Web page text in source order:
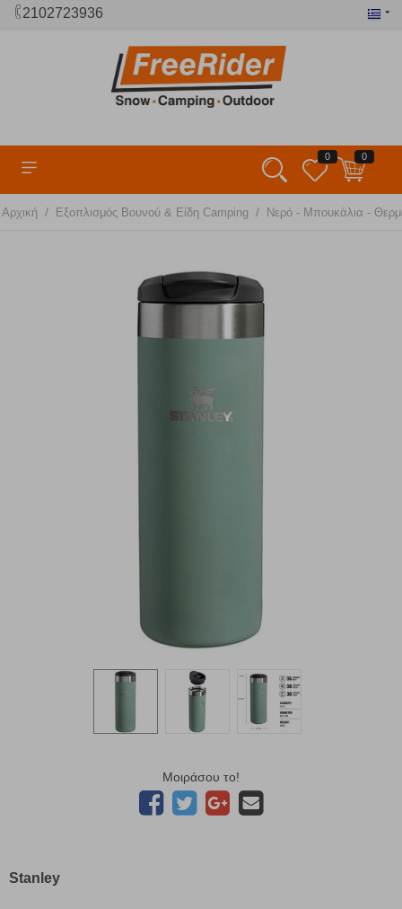
2102723936
0 0
Αρχική / Εξοπλισμός Βουνού & Είδη Camping / Νερό - Μπουκάλια -
Μοιράσου το!
Stanley